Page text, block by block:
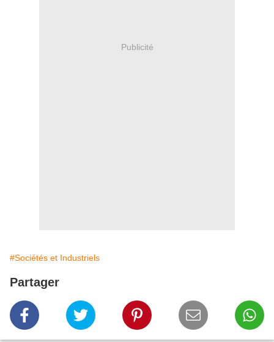
Publicité
#Sociétés et Industriels
Partager